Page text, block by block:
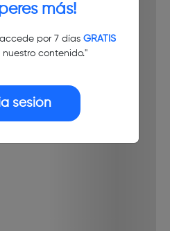
más!
por 7 días GRATIS
contenido."
sesión